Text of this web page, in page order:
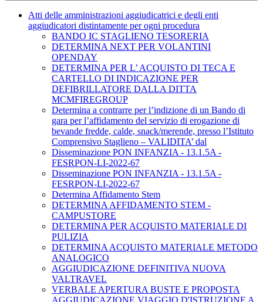
Atti delle amministrazioni aggiudicatrici e degli enti
aggiudicatori distintamente per ogni procedura
BANDO IC STAGLIENO TESORERIA
DETERMINA NEXT PER VOLANTINI
OPENDAY
DETERMINA PER L’ ACQUISTO DI TECA E
CARTELLO DI INDICAZIONE PER
DEFIBRILLATORE DALLA DITTA
MCMFIREGROUP
Determina a contrarre per l’indizione di un Bando di
gara per l’affidamento del servizio di erogazione di
bevande fredde, calde, snack/merende, presso l’Istituto
Comprensivo Staglieno – VALIDITA’ dal
Disseminazione PON INFANZIA - 13.1.5A -
FESRPON-LI-2022-67
Disseminazione PON INFANZIA - 13.1.5A -
FESRPON-LI-2022-67
Determina Affidamento Stem
DETERMINA AFFIDAMENTO STEM -
CAMPUSTORE
DETERMINA PER ACQUISTO MATERIALE DI
PULIZIA
DETERMINA ACQUISTO MATERIALE METODO
ANALOGICO
AGGIUDICAZIONE DEFINITIVA NUOVA
VALTRAVEL
VERBALE APERTURA BUSTE E PROPOSTA